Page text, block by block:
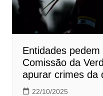
Entidades
Comissão da
apurar crimes da
22/10/2025